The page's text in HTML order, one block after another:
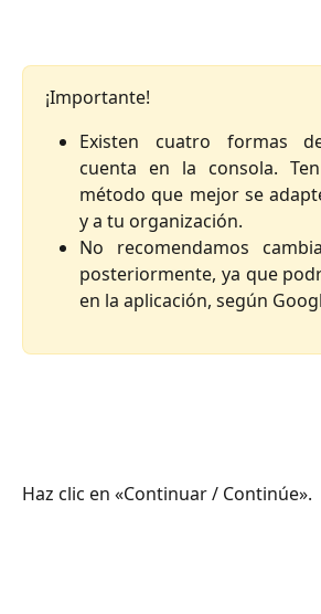
¡Importante!
Existen cuatro formas
cuenta en la consola.
método que mejor se
y a tu organización.
No recomendamos
posteriormente, ya que
en la aplicación, según
Haz clic en «Continuar / Continúe».